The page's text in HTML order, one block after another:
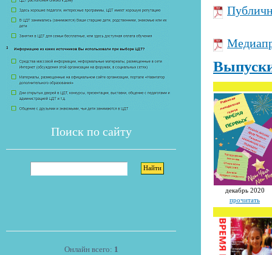
Если
Поиск по сайту
Онлайн всего: 1